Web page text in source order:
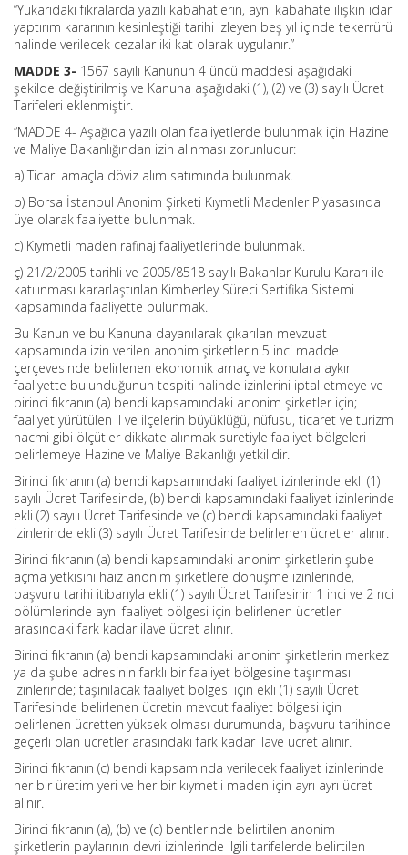
“Yukarıdaki fıkralarda yazılı kabahatlerin, aynı kabahate ilişkin idari
yaptırım kararının kesinleştiği tarihi izleyen beş yıl içinde tekerrürü
halinde verilecek cezalar iki kat olarak uygulanır.”
MADDE 3- 1567 sayılı Kanunun 4 üncü maddesi aşağıdaki
şekilde değiştirilmiş ve Kanuna aşağıdaki (1), (2) ve (3) sayılı Ücret
Tarifeleri eklenmiştir.
“MADDE 4- Aşağıda yazılı olan faaliyetlerde bulunmak için Hazine
ve Maliye Bakanlığından izin alınması zorunludur:
a) Ticari amaçla döviz alım satımında bulunmak.
b) Borsa İstanbul Anonim Şirketi Kıymetli Madenler Piyasasında
üye olarak faaliyette bulunmak.
c) Kıymetli maden rafinaj faaliyetlerinde bulunmak.
ç) 21/2/2005 tarihli ve 2005/8518 sayılı Bakanlar Kurulu Kararı ile
katılınması kararlaştırılan Kimberley Süreci Sertifika Sistemi
kapsamında faaliyette bulunmak.
Bu Kanun ve bu Kanuna dayanılarak çıkarılan mevzuat
kapsamında izin verilen anonim şirketlerin 5 inci madde
çerçevesinde belirlenen ekonomik amaç ve konulara aykırı
faaliyette bulunduğunun tespiti halinde izinlerini iptal etmeye ve
birinci fıkranın (a) bendi kapsamındaki anonim şirketler için;
faaliyet yürütülen il ve ilçelerin büyüklüğü, nüfusu, ticaret ve turizm
hacmi gibi ölçütler dikkate alınmak suretiyle faaliyet bölgeleri
belirlemeye Hazine ve Maliye Bakanlığı yetkilidir.
Birinci fıkranın (a) bendi kapsamındaki faaliyet izinlerinde ekli (1)
sayılı Ücret Tarifesinde, (b) bendi kapsamındaki faaliyet izinlerinde
ekli (2) sayılı Ücret Tarifesinde ve (c) bendi kapsamındaki faaliyet
izinlerinde ekli (3) sayılı Ücret Tarifesinde belirlenen ücretler alınır.
Birinci fıkranın (a) bendi kapsamındaki anonim şirketlerin şube
açma yetkisini haiz anonim şirketlere dönüşme izinlerinde,
başvuru tarihi itibarıyla ekli (1) sayılı Ücret Tarifesinin 1 inci ve 2 nci
bölümlerinde aynı faaliyet bölgesi için belirlenen ücretler
arasındaki fark kadar ilave ücret alınır.
Birinci fıkranın (a) bendi kapsamındaki anonim şirketlerin merkez
ya da şube adresinin farklı bir faaliyet bölgesine taşınması
izinlerinde; taşınılacak faaliyet bölgesi için ekli (1) sayılı Ücret
Tarifesinde belirlenen ücretin mevcut faaliyet bölgesi için
belirlenen ücretten yüksek olması durumunda, başvuru tarihinde
geçerli olan ücretler arasındaki fark kadar ilave ücret alınır.
Birinci fıkranın (c) bendi kapsamında verilecek faaliyet izinlerinde
her bir üretim yeri ve her bir kıymetli maden için ayrı ayrı ücret
alınır.
Birinci fıkranın (a), (b) ve (c) bentlerinde belirtilen anonim
şirketlerin paylarının devri izinlerinde ilgili tarifelerde belirtilen